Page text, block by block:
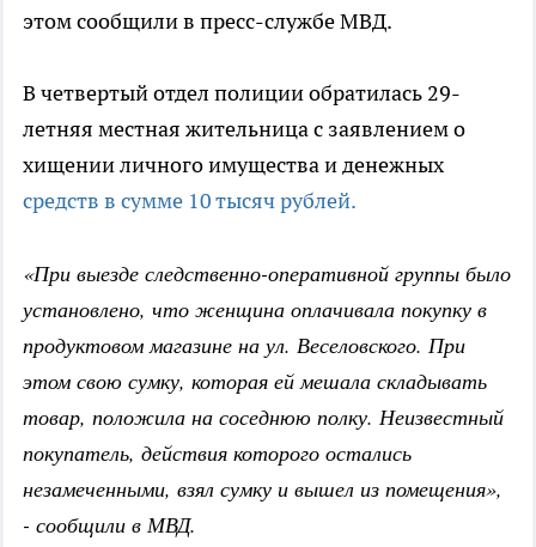
этом сообщили в пресс-службе МВД.
В четвертый отдел полиции обратилась 29-
летняя местная жительница с заявлением о
хищении личного имущества и денежных
средств в сумме 10 тысяч рублей.
«При выезде следственно-оперативной группы было
установлено, что женщина оплачивала покупку в
продуктовом магазине на ул. Веселовского. При
этом свою сумку, которая ей мешала складывать
товар, положила на соседнюю полку. Неизвестный
покупатель, действия которого остались
незамеченными, взял сумку и вышел из помещения»,
- сообщили в МВД.